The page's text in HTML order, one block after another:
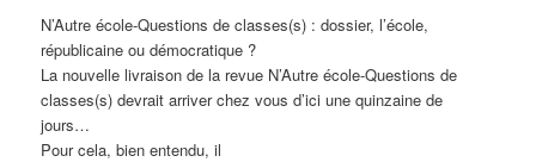
N’Autre école-Questions de classes(s) : dossier, l’école,
républicaine ou démocratique ?
La nouvelle livraison de la revue N’Autre école-Questions de
classes(s) devrait arriver chez vous d’ici une quinzaine de
jours…
Pour cela, bien entendu, il